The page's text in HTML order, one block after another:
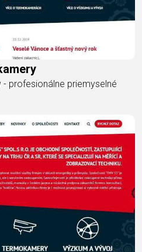
profesionálne priemyselné